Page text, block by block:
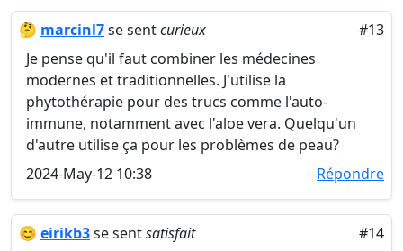
🤔 marcinl7se sentcurieux
#13
Je pense qu'il faut combiner les médecines
modernes et traditionnelles. J'utilise la
phytothérapie pour des trucs comme l'auto-
immune, notamment avec l'aloe vera. Quelqu'un
d'autre utilise ça pour les problèmes de peau?
2024-May-12 10:38
Répondre
😊 eirikb3se sentsatisfait
#14